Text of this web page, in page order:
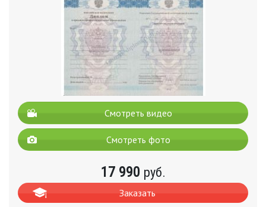
Смотреть видео
Смотреть фото
17 990 руб.
Заказать